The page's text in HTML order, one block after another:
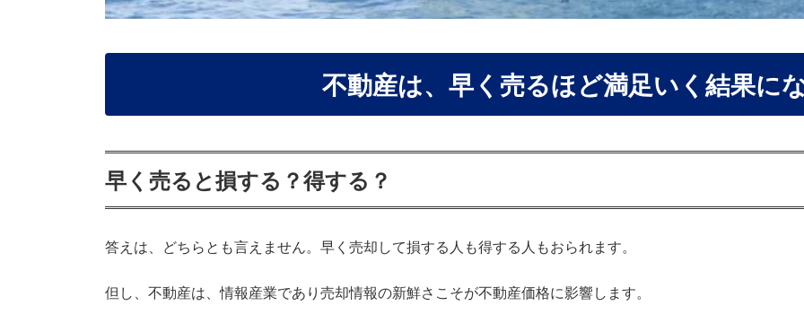
不動産は、早く売るほど満足いく結果に
早く売ると損する？得する？
答えは、どちらとも言えません。早く売却して損する人も得する人もおられます。
但し、不動産は、情報産業であり売却情報の新鮮さこそが不動産価格に影響します。